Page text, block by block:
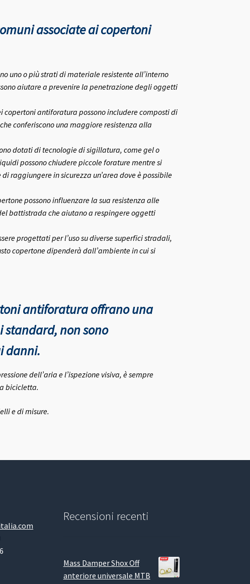
associate ai copertoni
uno o più strati di materiale resistente all’interno
aiutare a prevenire la penetrazione degli oggetti
antiforatura possono includere composti di
conferiscono una maggiore resistenza alla
dotati di tecnologie di sigillatura, come gel o
possono chiudere piccole forature mentre si
raggiungere in sicurezza un’area dove è possibile
possono influenzare la sua resistenza alle
battistrada che aiutano a respingere oggetti
progettati per l’uso su diverse superfici stradali,
copertone dipenderà dall’ambiente in cui si
antiforatura offrano una
non sono
danni.
dell’aria e l’ispezione visiva, è sempre
bicicletta.
e di misure.
Recensioni recenti
Mass Damper Shox Off
anteriore universale MTB